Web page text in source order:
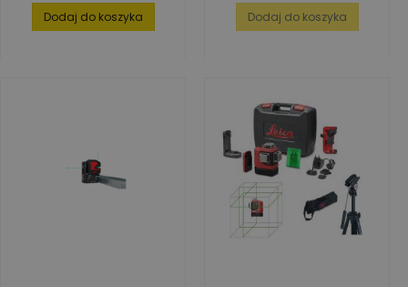
Dodaj do koszyka Dodaj do koszyka